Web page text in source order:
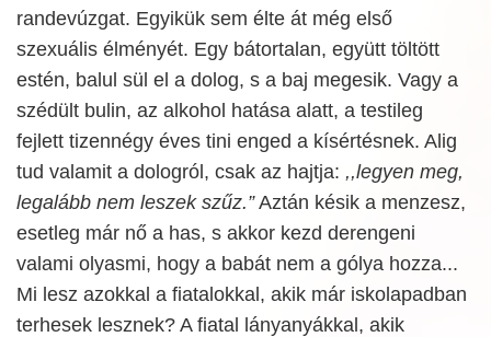
randevúzgat. Egyikük sem élte át még első
szexuális élményét. Egy bátortalan, együtt töltött
estén, balul sül el a dolog, s a baj megesik. Vagy a
szédült bulin, az alkohol hatása alatt, a testileg
fejlett tizennégy éves tini enged a kísértésnek. Alig
tud valamit a dologról, csak az hajtja: ,,legyen meg,
legalább nem leszek szűz.”Aztán késik a menzesz,
esetleg már nő a has, s akkor kezd derengeni
valami olyasmi, hogy a babát nem a gólya hozza...
Mi lesz azokkal a fiatalokkal, akik már iskolapadban
terhesek lesznek? A fiatal lányanyákkal, akik